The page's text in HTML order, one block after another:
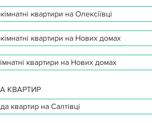
квартири на Олексіївці
квартири на Нових домах
квартири на Нових домах
КВАРТИР
квартир на Салтівці